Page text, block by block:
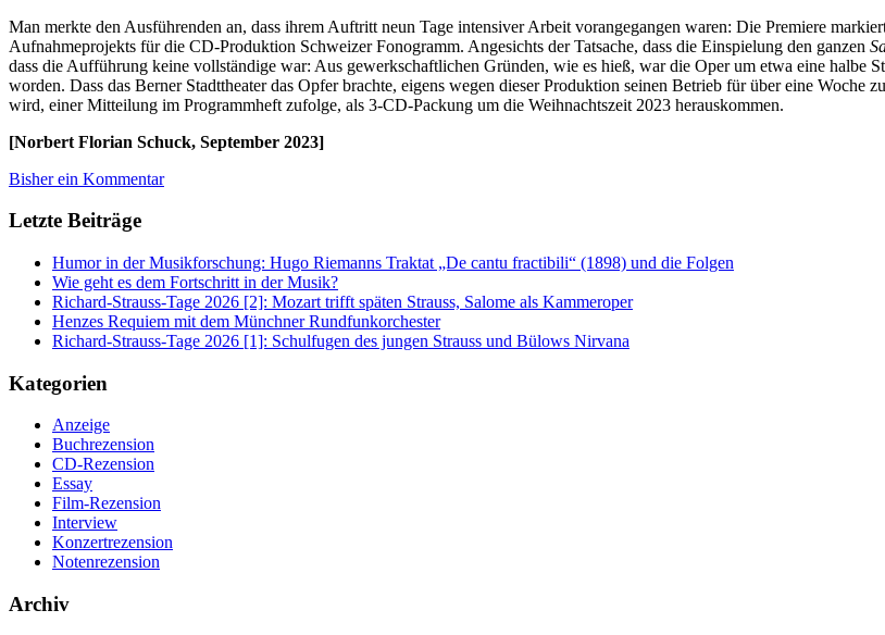
Man merkte den Ausführenden an, dass ihrem Auftritt neun Tage intensiver Arbeit vorangegangen waren: Die Premiere
Aufnahmeprojekts für die CD-Produktion Schweizer Fonogramm. Angesichts der Tatsache, dass die Einspielung den ganzen
dass die Aufführung keine vollständige war: Aus gewerkschaftlichen Gründen, wie es hieß, war die Oper um etwa eine halbe
worden. Dass das Berner Stadttheater das Opfer brachte, eigens wegen dieser Produktion seinen Betrieb für über eine
wird, einer Mitteilung im Programmheft zufolge, als 3-CD-Packung um die Weihnachtszeit 2023 herauskommen.
[Norbert Florian Schuck, September 2023]
Bisher ein Kommentar
Letzte Beiträge
Humor in der Musikforschung: Hugo Riemanns Traktat „De cantu fractibili“ (1898) und die Folgen
Wie geht es dem Fortschritt in der Musik?
Richard-Strauss-Tage 2026 [2]: Mozart trifft späten Strauss, Salome als Kammeroper
Henzes Requiem mit dem Münchner Rundfunkorchester
Richard-Strauss-Tage 2026 [1]: Schulfugen des jungen Strauss und Bülows Nirvana
Kategorien
Anzeige
Buchrezension
CD-Rezension
Essay
Film-Rezension
Interview
Konzertrezension
Notenrezension
Archiv